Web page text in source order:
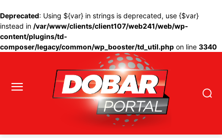
Deprecated: Using ${var} in strings is deprecated, use {$var}
instead in /var/www/clients/client107/web241/web/wp-
content/plugins/td-
composer/legacy/common/wp_booster/td_util.php on line 3340